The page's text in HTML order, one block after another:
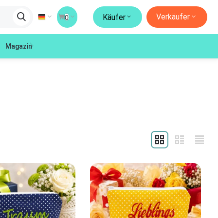
0 Käufer Verkäufer
Magazin